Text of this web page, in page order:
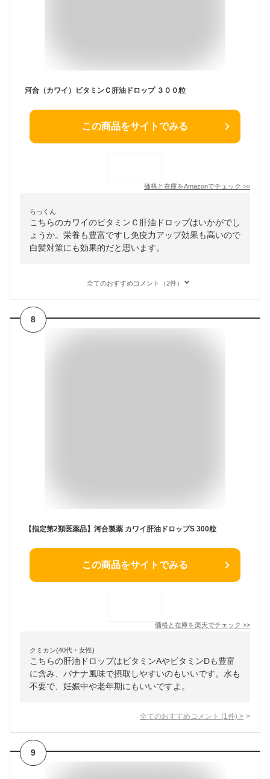
河合（カワイ）ビタミンＣ肝油ドロップ ３００粒
この商品をサイトでみる
価格と在庫をAmazonでチェック >>
らっくん
こちらのカワイのビタミンＣ肝油ドロップはいかがでし
ょうか。栄養も豊富ですし免疫力アップ効果も高いので
白髪対策にも効果的だと思います。
全てのおすすめコメント（2件）
8
【指定第2類医薬品】河合製薬 カワイ肝油ドロップS 300粒
この商品をサイトでみる
価格と在庫を楽天でチェック >>
クミカン(40代・女性)
こちらの肝油ドロップはビタミンAやビタミンDも豊富
に含み、バナナ風味で摂取しやすいのもいいです。水も
不要で、妊娠中や老年期にもいいですよ。
全てのおすすめコメント (1 件) >
9